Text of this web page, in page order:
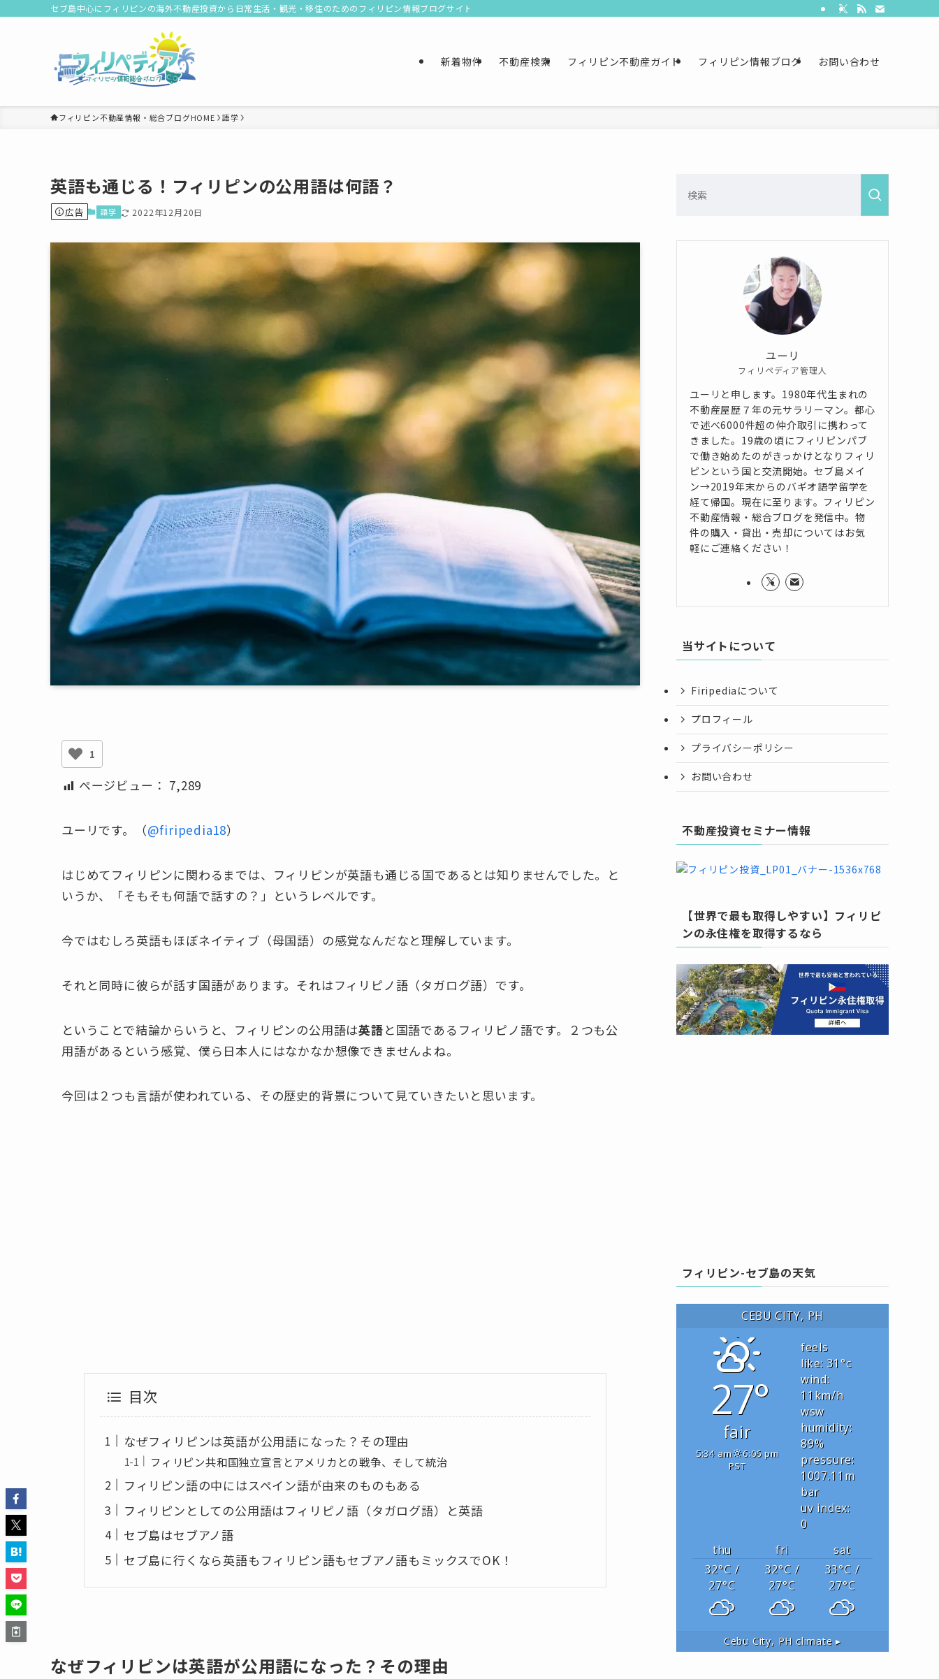
セブ島中心にフィリピンの海外不動産投資から日常生活・観光・移住のためのフィリピン情報ブログサイト
新着物件 不動産検索 フィリピン不動産ガイド フィリピン情報ブログ お問い合わせ
フィリピン不動産情報・総合ブログHOME 語学
英語も通じる！フィリピンの公用語は何語？
広告 語学 2022年12月20日
1
ページビュー： 7,289
ユーリです。（@firipedia18）
はじめてフィリピンに関わるまでは、フィリピンが英語も通じる国であるとは知りませんでした。と
いうか、「そもそも何語で話すの？」というレベルです。
今ではむしろ英語もほぼネイティブ（母国語）の感覚なんだなと理解しています。
それと同時に彼らが話す国語があります。それはフィリピノ語（タガログ語）です。
ということで結論からいうと、 フィリピンの公用語は英語と国語であるフィリピノ語です。２つも公
用語があるという感覚、僕ら日本人にはなかなか想像できませんよね。
今回は２つも言語が使われている、その歴史的背景について見ていきたいと思います。
目次
なぜフィリピンは英語が公用語になった？その理由
フィリピン共和国独立宣言とアメリカとの戦争、そして統治
フィリピン語の中にはスペイン語が由来のものもある
フィリピンとしての公用語はフィリピノ語（タガログ語）と英語
セブ島はセブアノ語
セブ島に行くなら英語もフィリピン語もセブアノ語もミックスでOK！
なぜフィリピンは英語が公用語になった？その理由
ユーリ
フィリペディア管理人
ユーリと申します。1980年代生まれの
不動産屋歴７年の元サラリーマン。都心
で述べ6000件超の仲介取引に携わって
きました。19歳の頃にフィリピンパブ
で働き始めたのがきっかけとなりフィリ
ピンという国と交流開始。セブ島メイ
ン→2019年末からのバギオ語学留学を
経て帰国。現在に至ります。フィリピン
不動産情報・総合ブログを発信中。物
件の購入・貸出・売却についてはお気
軽にご連絡ください！
当サイトについて
Firipediaについて
プロフィール
プライバシーポリシー
お問い合わせ
不動産投資セミナー情報
【世界で最も取得しやすい】フィリピ
ンの永住権を取得するなら
フィリピン-セブ島の天気
CEBU CITY, PH
27°
fair
5:34 am
6:06 pm
PST
feels
like: 31°c
wind:
11 km/h
wsw
humidity:
89%
pressure:
1007.11 m
bar
uv index:
0
thu
fri
sat
32°C /
27°C
32°C /
27°C
33°C /
27°C
Cebu City, PH climate ▸